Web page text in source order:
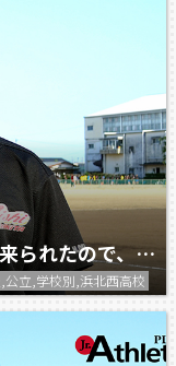
みんなに支えてもらってここまで来られたので、最後の夏は一つでも多く勝てるように頑張りたい。
公立,学校別,浜北西高校